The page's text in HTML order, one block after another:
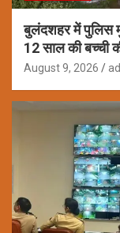
बुलंदशहर में पुलिस
12 साल की बच्ची
August 9, 2026